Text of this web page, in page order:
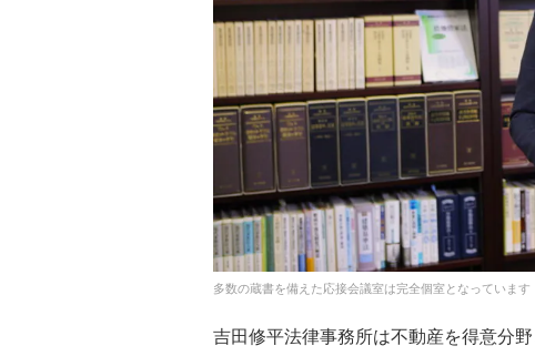
多数の蔵書を備えた応接会議室は完全個室となっています
吉田修平法律事務所は不動産を得意分